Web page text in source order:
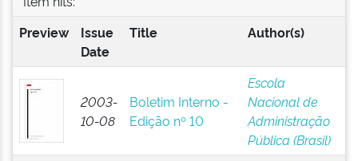
Preview
Issue
Date
Title Author(s)
2003-
10-08
Boletim Interno -
Edição nº 10
Escola
Nacional de
Administração
Pública (Brasil)